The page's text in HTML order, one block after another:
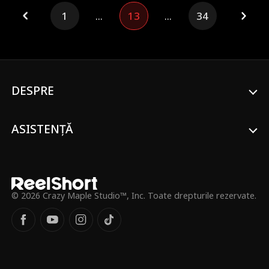
a-i salva tatăl. În ciuda unui început greu și
a atacurilor Eclipse, cei doi se apropie.
Glenn își zdrobește inamicii, clădește un
fericirea pentru totdeauna.
1 ... 13 ... 34
DESPRE
ASISTENȚĂ
© 2026 Crazy Maple Studio™, Inc. Toate drepturile rezervate.